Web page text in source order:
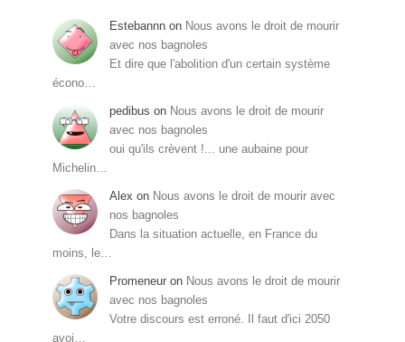
Estebannn on Nous avons le droit de mourir
avec nos bagnoles
Et dire que l'abolition d'un certain système
écono…
pedibus on Nous avons le droit de mourir
avec nos bagnoles
oui qu'ils crèvent !... une aubaine pour
Michelin…
Alex on Nous avons le droit de mourir avec
nos bagnoles
Dans la situation actuelle, en France du
moins, le…
Promeneur on Nous avons le droit de mourir
avec nos bagnoles
Votre discours est erroné. Il faut d'ici 2050
avoi…